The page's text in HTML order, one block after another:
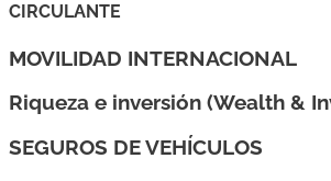
CIRCULANTE
MOVILIDAD INTERNACIONAL
Riqueza e inversión (Wealth &
SEGUROS DE VEHÍCULOS